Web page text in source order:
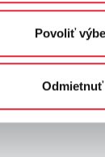
Povoliť
Odmietnuť
a porúch
distribučná